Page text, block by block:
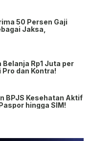
50 Persen Gaji
Jaksa,
Rp1 Juta per
dan Kontra!
BPJS Kesehatan Aktif
hingga SIM!